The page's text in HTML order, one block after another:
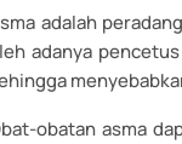
adalah
adanya
obatan asma